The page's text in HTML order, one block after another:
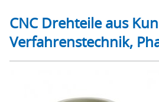
CNC Drehteile aus
Verfahrenstechnik,